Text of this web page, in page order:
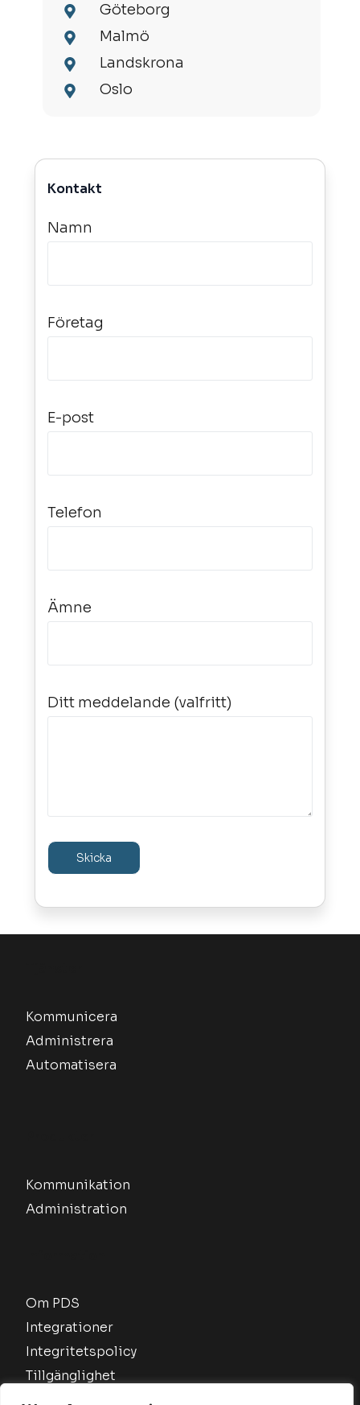
Göteborg
Malmö
Landskrona
Oslo
Kontakt
Namn
Företag
E-post
Telefon
Ämne
Ditt meddelande (valfritt)
Kommunicera
Administrera
Automatisera
Kommunikation
Administration
Om PDS
Integrationer
Integritetspolicy
Tillgänglighet